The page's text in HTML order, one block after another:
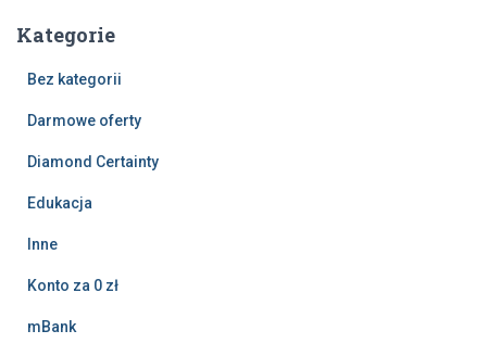
Kategorie
Bez kategorii
Darmowe oferty
Diamond Certainty
Edukacja
Inne
Konto za 0 zł
mBank